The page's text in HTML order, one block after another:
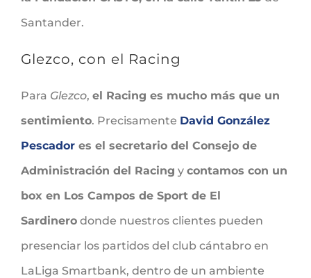
Santander.
Glezco, con el Racing
Para Glezco, el Racing es mucho más que un
sentimiento. Precisamente David González
Pescador es el secretario del Consejo de
Administración del Racing y contamos con un
box en Los Campos de Sport de El
Sardinero donde nuestros clientes pueden
presenciar los partidos del club cántabro en
LaLiga Smartbank, dentro de un ambiente